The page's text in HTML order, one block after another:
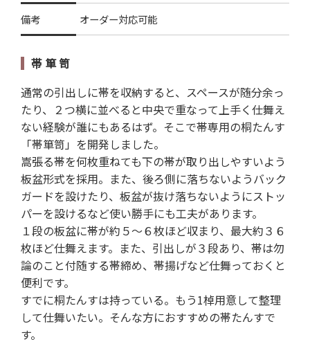
備考 オーダー対応可能
帯 箪 笥
通常の引出しに帯を収納すると、スペースが随分余っ
たり、２つ横に並べると中央で重なって上手く仕舞え
ない経験が誰にもあるはず。そこで帯専用の桐たんす
「帯箪笥」を開発しました。
嵩張る帯を何枚重ねても下の帯が取り出しやすいよう
板盆形式を採用。また、後ろ側に落ちないようバック
ガードを設けたり、板盆が抜け落ちないようにストッ
パーを設けるなど使い勝手にも工夫があります。
１段の板盆に帯が約５～６枚ほど収まり、最大約３６
枚ほど仕舞えます。また、引出しが３段あり、帯は勿
論のこと付随する帯締め、帯揚げなど仕舞っておくと
便利です。
すでに桐たんすは持っている。もう1棹用意して整理
して仕舞いたい。そんな方におすすめの帯たんすで
す。